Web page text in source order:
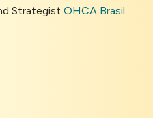
StrategistOHCA Brasil